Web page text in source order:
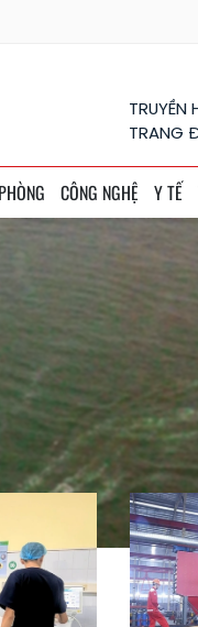
TRUYỀN
TRANG
CÔNG NGHỆ Y TẾ